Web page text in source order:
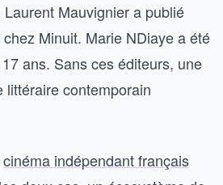
Mauvignier a publié
Minuit. Marie NDiaye a été
ans. Sans ces éditeurs, une
littéraire contemporain
cinéma indépendant français